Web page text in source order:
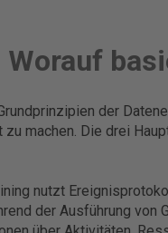
Worauf
der
machen. Die drei
nutzt
der Ausführung